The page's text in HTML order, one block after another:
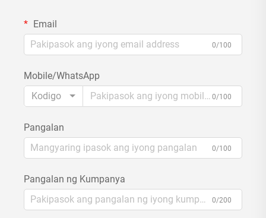
Email
0/100
Mobile/WhatsApp
Kodigo
0/100
Pangalan
0/100
Pangalan ng Kumpanya
0/200